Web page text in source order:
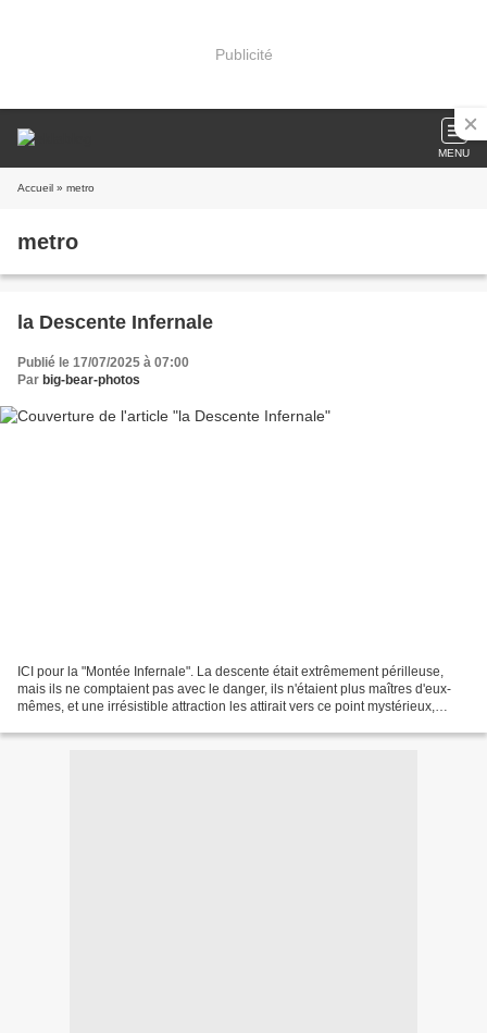
Publicité
MENU
Accueil » metro
metro
la Descente Infernale
Publié le 17/07/2025 à 07:00
Par big-bear-photos
ICI pour la "Montée Infernale". La descente était extrêmement périlleuse,
mais ils ne comptaient pas avec le danger, ils n'étaient plus maîtres d'eux-
mêmes, et une irrésistible attraction les attirait vers ce point mystérieux,